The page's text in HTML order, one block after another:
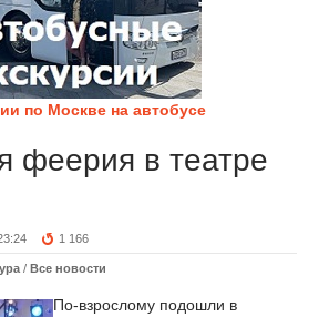
по Москве на автобусе
феерия в театре
1 166
/ Все новости
По-взрослому подошли в